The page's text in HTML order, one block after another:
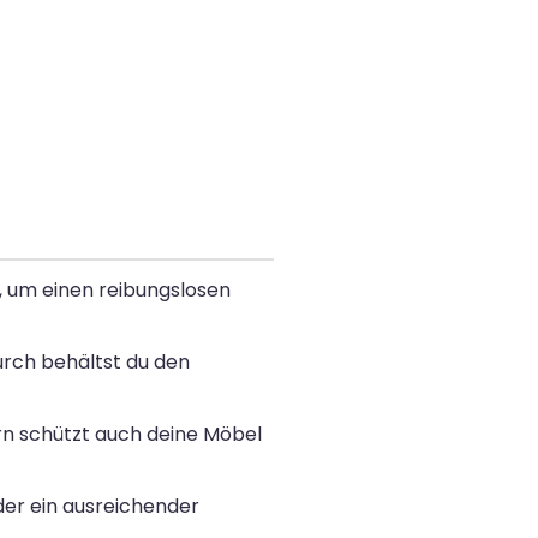
einen reibungslosen
behältst du den
schützt auch deine Möbel
ein ausreichender